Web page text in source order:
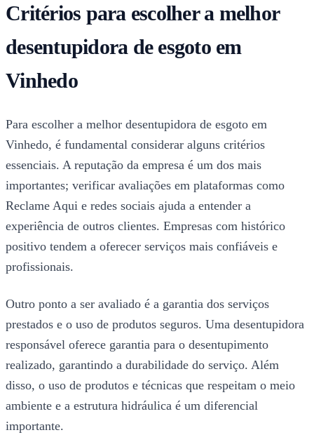
Critérios para escolher a melhor
desentupidora de esgoto em
Vinhedo
Para escolher a melhor desentupidora de esgoto em
Vinhedo, é fundamental considerar alguns critérios
essenciais. A reputação da empresa é um dos mais
importantes; verificar avaliações em plataformas como
Reclame Aqui e redes sociais ajuda a entender a
experiência de outros clientes. Empresas com histórico
positivo tendem a oferecer serviços mais confiáveis e
profissionais.
Outro ponto a ser avaliado é a garantia dos serviços
prestados e o uso de produtos seguros. Uma desentupidora
responsável oferece garantia para o desentupimento
realizado, garantindo a durabilidade do serviço. Além
disso, o uso de produtos e técnicas que respeitam o meio
ambiente e a estrutura hidráulica é um diferencial
importante.